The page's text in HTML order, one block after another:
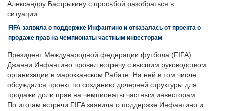
Александру Бастрыкину с просьбой разобраться в
ситуации.
FIFA заявила о поддержке Инфантино и отказалась от проекта о
продаже прав на чемпионаты частным инвесторам
Президент Международной федерации футбола (FIFA)
Джанни Инфантино провел встречу с высшим руководством
организации в марокканском Рабате. На ней в том числе
обсуждался проект по созданию дочерней структуры для
продажи доли прав на чемпионаты частным инвесторам.
По итогам встречи FIFA заявила о поддержке Инфантино и